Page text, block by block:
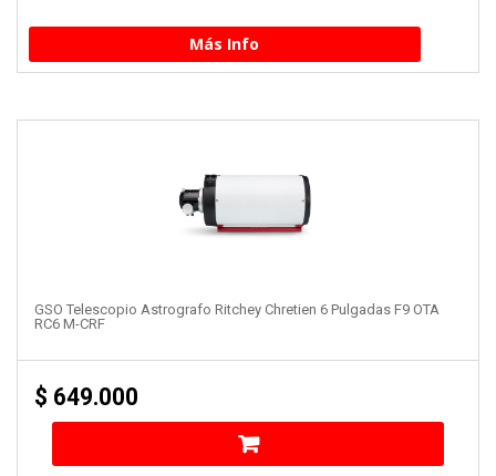
Más Info
GSO Telescopio Astrografo Ritchey Chretien 6 Pulgadas F9 OTA
RC6 M-CRF
$ 649.000